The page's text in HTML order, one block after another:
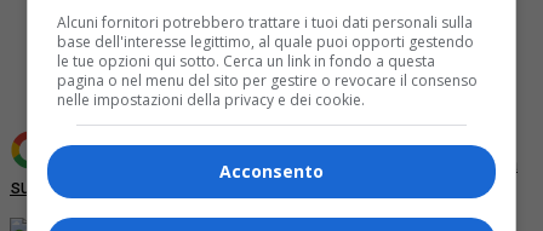
Share
Tweet
Aggiungi Quotidiano Piemontese come
Fonte preferita
su Google
Alcuni fornitori potrebbero trattare i tuoi dati personali sulla
base dell'interesse legittimo, al quale puoi opporti gestendo
le tue opzioni qui sotto. Cerca un link in fondo a questa
pagina o nel menu del sito per gestire o revocare il consenso
nelle impostazioni della privacy e dei cookie.
Acconsento